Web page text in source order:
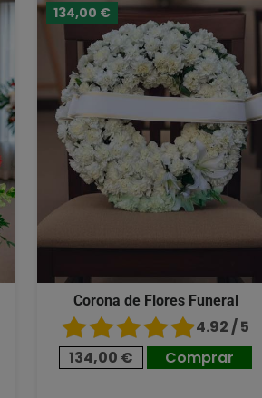
134,00 €
Corona de Flores Funeral
4.92 / 5
134,00 €
Comprar